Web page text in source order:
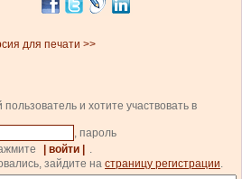
для печати >>
и хотите участвовать в
, пароль
| войти |
.
зайдите на страницу регистрации.